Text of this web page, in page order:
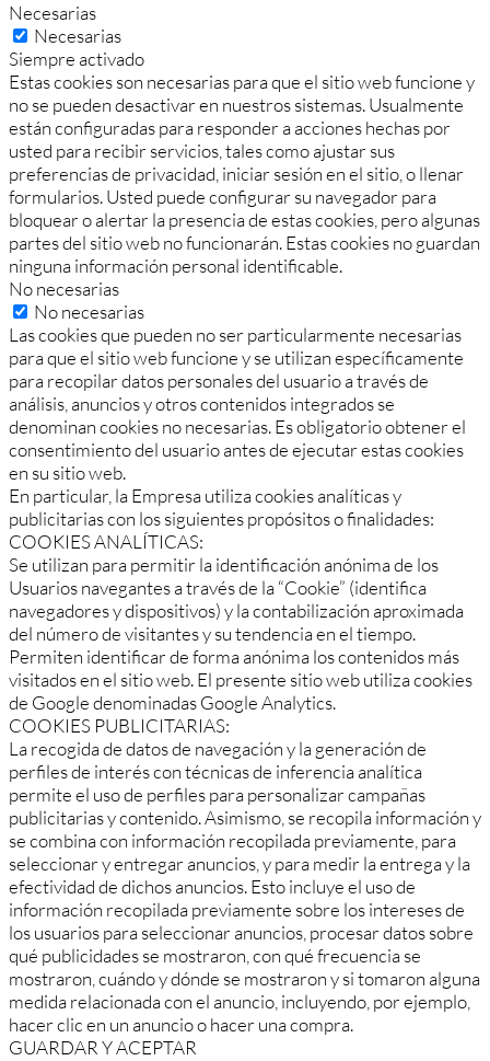
Necesarias
Necesarias
Siempre activado
Estas cookies son necesarias para que el sitio web funcione y
no se pueden desactivar en nuestros sistemas. Usualmente
están configuradas para responder a acciones hechas por
usted para recibir servicios, tales como ajustar sus
preferencias de privacidad, iniciar sesión en el sitio, o llenar
formularios. Usted puede configurar su navegador para
bloquear o alertar la presencia de estas cookies, pero algunas
partes del sitio web no funcionarán. Estas cookies no guardan
ninguna información personal identificable.
No necesarias
No necesarias
Las cookies que pueden no ser particularmente necesarias
para que el sitio web funcione y se utilizan específicamente
para recopilar datos personales del usuario a través de
análisis, anuncios y otros contenidos integrados se
denominan cookies no necesarias. Es obligatorio obtener el
consentimiento del usuario antes de ejecutar estas cookies
en su sitio web.
En particular, la Empresa utiliza cookies analíticas y
publicitarias con los siguientes propósitos o finalidades:
COOKIES ANALÍTICAS:
Se utilizan para permitir la identificación anónima de los
Usuarios navegantes a través de la “Cookie” (identifica
navegadores y dispositivos) y la contabilización aproximada
del número de visitantes y su tendencia en el tiempo.
Permiten identificar de forma anónima los contenidos más
visitados en el sitio web. El presente sitio web utiliza cookies
de Google denominadas Google Analytics.
COOKIES PUBLICITARIAS:
La recogida de datos de navegación y la generación de
perfiles de interés con técnicas de inferencia analítica
permite el uso de perfiles para personalizar campañas
publicitarias y contenido. Asimismo, se recopila información y
se combina con información recopilada previamente, para
seleccionar y entregar anuncios, y para medir la entrega y la
efectividad de dichos anuncios. Esto incluye el uso de
información recopilada previamente sobre los intereses de
los usuarios para seleccionar anuncios, procesar datos sobre
qué publicidades se mostraron, con qué frecuencia se
mostraron, cuándo y dónde se mostraron y si tomaron alguna
medida relacionada con el anuncio, incluyendo, por ejemplo,
hacer clic en un anuncio o hacer una compra.
GUARDAR Y ACEPTAR